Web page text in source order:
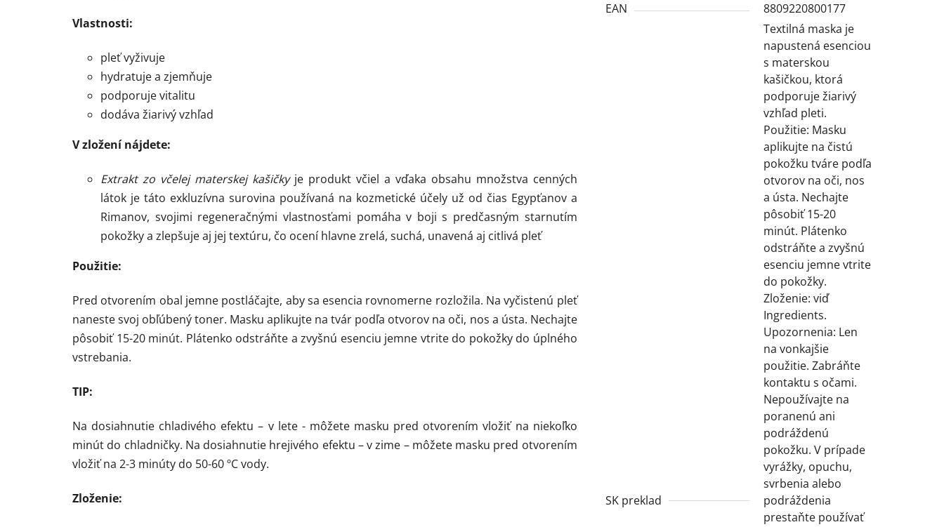
Vlastnosti:
pleť vyživuje
hydratuje a zjemňuje
podporuje vitalitu
dodáva žiarivý vzhľad
V zložení nájdete:
Extrakt zo včelej materskej kašičkyje produkt včiel a vďaka obsahu množstva cenných
látok je táto exkluzívna surovina používaná na kozmetické účely už od čias Egypťanov a
Rimanov, svojimi regeneračnými vlastnosťami pomáha v boji s predčasným starnutím
pokožky a zlepšuje aj jej textúru, čo ocení hlavne zrelá, suchá, unavená aj citlivá pleť
Použitie:
Pred otvorením obal jemne postláčajte, aby sa esencia rovnomerne rozložila. Na vyčistenú pleť
naneste svoj obľúbený toner. Masku aplikujte na tvár podľa otvorov na oči, nos a ústa. Nechajte
pôsobiť 15-20 minút. Plátenko odstráňte a zvyšnú esenciu jemne vtrite do pokožky do úplného
vstrebania.
TIP:
Na dosiahnutie chladivého efektu – v lete - môžete masku pred otvorením vložiť na niekoľko
minút do chladničky. Na dosiahnutie hrejivého efektu – v zime – môžete masku pred otvorením
vložiť na 2-3 minúty do 50-60 ºC vody.
Zloženie:
EAN
8809220800177
SK preklad
Textilná maska je
napustená esenciou
s materskou
kašičkou, ktorá
podporuje žiarivý
vzhľad pleti.
Použitie: Masku
aplikujte na čistú
pokožku tváre podľa
otvorov na oči, nos
a ústa. Nechajte
pôsobiť 15-20
minút. Plátenko
odstráňte a zvyšnú
esenciu jemne vtrite
do pokožky.
Zloženie: viď
Ingredients.
Upozornenia: Len
na vonkajšie
použitie. Zabráňte
kontaktu s očami.
Nepoužívajte na
poranenú ani
podráždenú
pokožku. V prípade
vyrážky, opuchu,
svrbenia alebo
podráždenia
prestaňte používať